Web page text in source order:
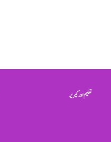
تعلیم اور کیریر